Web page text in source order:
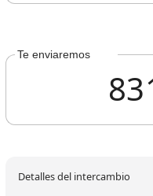
Te enviaremos
Detalles del intercambio